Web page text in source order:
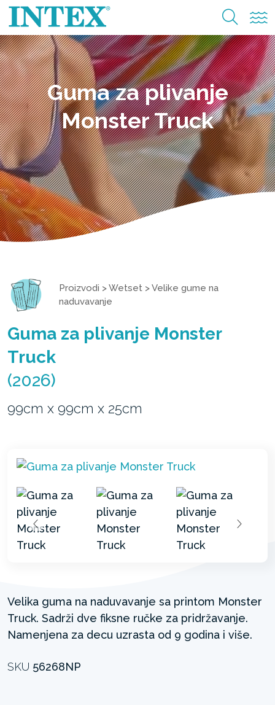
Guma za plivanje
Monster Truck
Proizvodi >Wetset >Velike gume na
naduvavanje
Guma za plivanje Monster
Truck
(2026)
99cm x 99cm x 25cm
Velika guma na naduvavanje sa printom Monster
Truck. Sadrži dve fiksne ručke za pridržavanje.
Namenjena za decu uzrasta od 9 godina i više.
SKU 56268NP